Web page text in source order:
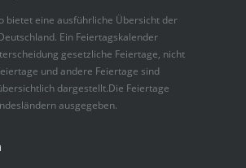
bietet eine ausführliche Übersicht der
Ein Feiertagskalender
gesetzliche Feiertage, nicht
und andere Feiertage sind
dargestellt.Die Feiertage
ausgegeben.